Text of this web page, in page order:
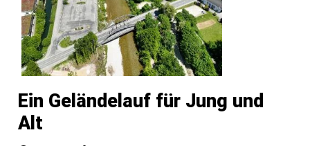
Ein Geländelauf für Jung und
Alt